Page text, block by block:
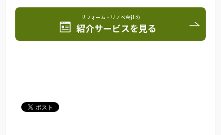
リフォーム・リノベ会社の
紹介サービスを見る